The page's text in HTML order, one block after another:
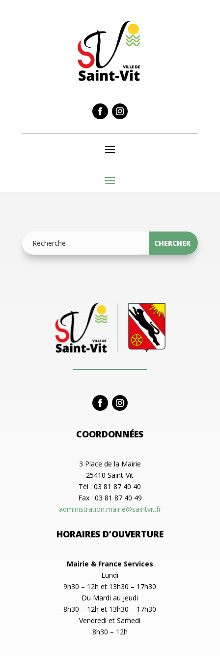
COORDONNÉES
3 Place de la Mairie
25410 Saint-Vit
Tél : 03 81 87 40 40
Fax : 03 81 87 40 49
administration.mairie@saintvit.fr
HORAIRES D’OUVERTURE
Mairie & France Services
Lundi
9h30 – 12h et 13h30 – 17h30
Du Mardi au Jeudi
8h30 – 12h et 13h30 – 17h30
Vendredi et Samedi
8h30 – 12h